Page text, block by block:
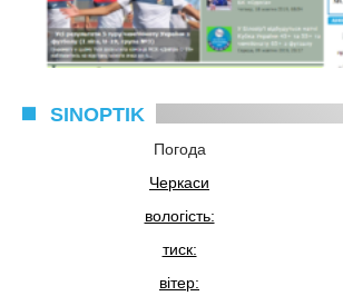
SINOPTIK
Погода
Черкаси
вологість:
тиск:
вітер: